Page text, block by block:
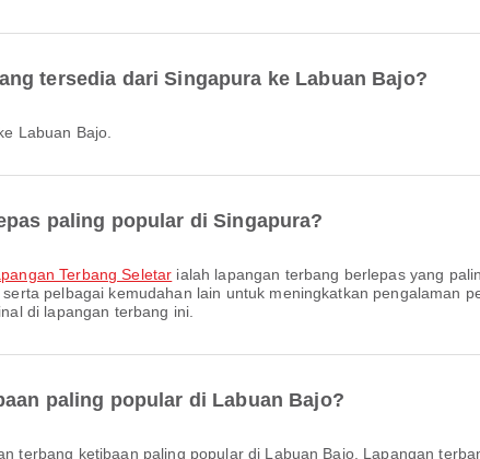
tersedia dari Singapura ke Labuan Bajo?
Labuan Bajo.
paling popular di Singapura?
Terbang Seletar ialah lapangan terbang berlepas yang
pelbagai kemudahan lain untuk meningkatkan pengalaman
di lapangan terbang ini.
paling popular di Labuan Bajo?
terbang ketibaan paling popular di Labuan Bajo. Lapangan